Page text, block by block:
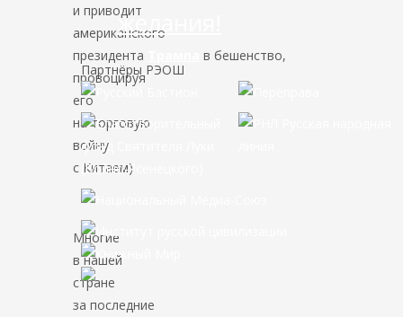
и приводит
американского
президента
в бешенство,
провоцируя
его
на торговую
войну
с Китаем).
Многие
в нашей
стране
за последние
желания!
Партнёры РЭОШ